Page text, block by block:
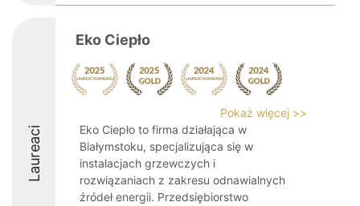
Laureaci
Eko Ciepło
Pokaż więcej >>
Eko Ciepło to firma działająca w
Białymstoku, specjalizująca się w
instalacjach grzewczych i
rozwiązaniach z zakresu odnawialnych
źródeł energii. Przedsiębiorstwo